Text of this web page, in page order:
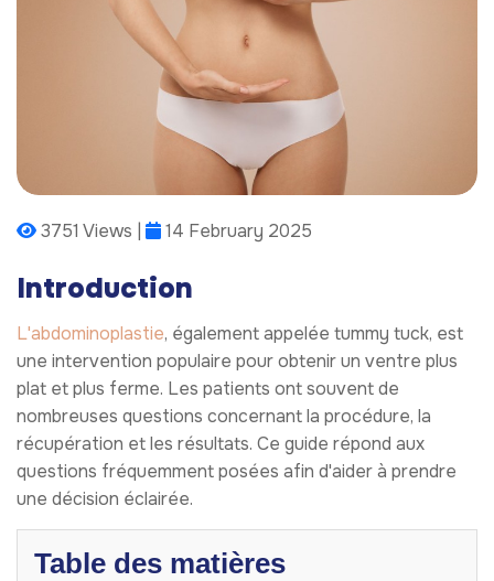
3751 Views | 14 February 2025
Introduction
L'abdominoplastie, également appelée tummy tuck, est
une intervention populaire pour obtenir un ventre plus
plat et plus ferme. Les patients ont souvent de
nombreuses questions concernant la procédure, la
récupération et les résultats. Ce guide répond aux
questions fréquemment posées afin d'aider à prendre
une décision éclairée.
Table des matières